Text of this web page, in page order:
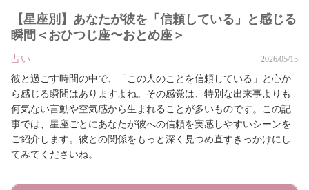
【星座別】あなたが彼を「信頼している」と感じる
瞬間＜おひつじ座〜おとめ座＞
占い 2026/05/15
彼と過ごす時間の中で、「この人のことを信頼している」と心か
ら感じる瞬間はありますよね。その感覚は、特別な出来事よりも
何気ない言動や空気感から生まれることが多いものです。この記
事では、星座ごとにあなたが彼への信頼を実感しやすいシーンを
ご紹介します。彼との関係をもっと深く見つめ直すきっかけにし
てみてくださいね。